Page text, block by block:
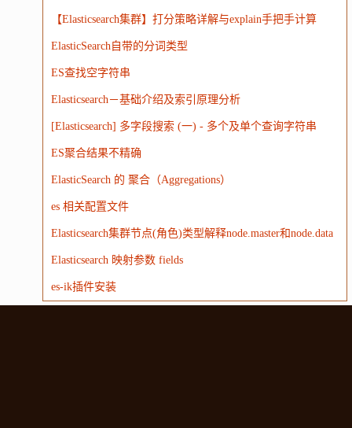
【Elasticsearch集群】打分策略详解与explain手把手计算
ElasticSearch自带的分词类型
ES查找空字符串
Elasticsearch－基础介绍及索引原理分析
[Elasticsearch] 多字段搜索 (一) - 多个及单个查询字符串
ES聚合结果不精确
ElasticSearch 的 聚合（Aggregations）
es 相关配置文件
Elasticsearch集群节点(角色)类型解释node.master和node.data
Elasticsearch 映射参数 fields
es-ik插件安装